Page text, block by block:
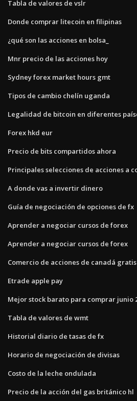
Tabla de valores de vslr
Donde comprar litecoin en filipinas
¿qué son las acciones en bolsa_
Mnr precio de las acciones hoy
Sydney forex market hours gmt
Tipos de cambio chelín uganda
Legalidad de bitcoin en diferentes
Forex hkd eur
Precio de bits compartidos ahora
Principales selecciones de acciones a
A donde vas a invertir dinero
Guía de negociación de opciones de fx
Aprender a negociar cursos de forex
Aprender a negociar cursos de forex
Comercio de acciones de canadá gratis
Etrade apple pay
Mejor stock barato para comprar junio
Tabla de valores de wmt
Historial diario de tasas de fx
Horario de negociación de divisas
Costo de la leche ondulada
Precio de la acción del gas británico hl